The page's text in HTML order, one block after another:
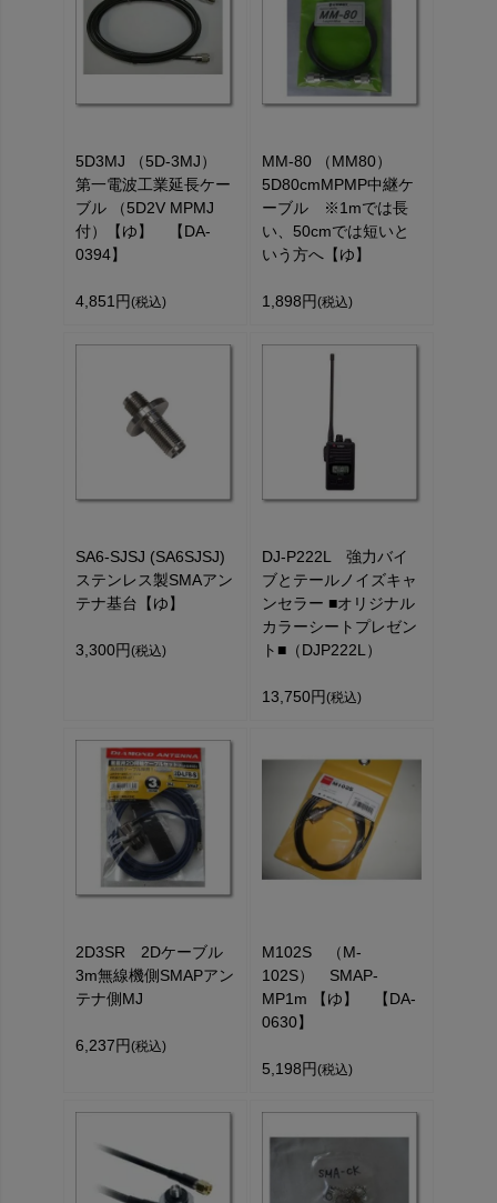
5D3MJ （5D-3MJ）
第一電波工業延長ケー
ブル （5D2V MPMJ
付）【ゆ】 【DA-
0394】
4,851円 (税込)
MM-80 （MM80）
5D80cmMPMP中継ケ
ーブル ※1mでは長
い、50cmでは短いと
いう方へ【ゆ】
1,898円 (税込)
SA6-SJSJ (SA6SJSJ)
ステンレス製SMAアン
テナ基台【ゆ】
3,300円 (税込)
DJ-P222L 強力バイ
ブとテールノイズキャ
ンセラー ■オリジナル
カラーシートプレゼン
ト■（DJP222L）
13,750円 (税込)
2D3SR 2Dケーブル
3m無線機側SMAPアン
テナ側MJ
6,237円 (税込)
M102S （M-
102S） SMAP-
MP1m 【ゆ】 【DA-
0630】
5,198円 (税込)